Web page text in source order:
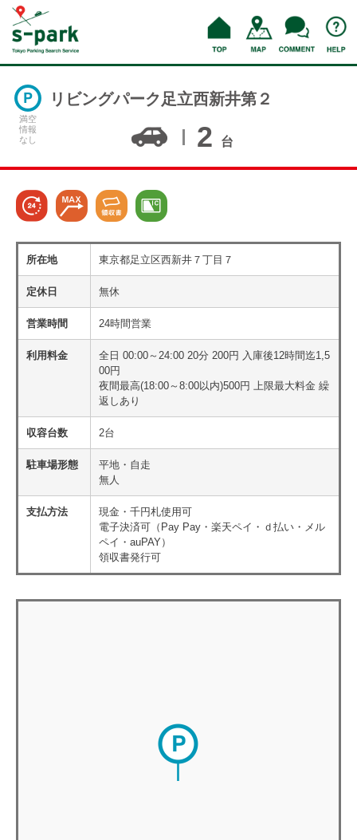
満空
情報
なし
リビングパーク足立西新井第２
2 台
所在地 東京都足立区西新井７丁目７
定休日 無休
営業時間 24時間営業
利用料金
全日 00:00～24:00 20分 200円 入庫後12時間迄1,5
00円
夜間最高(18:00～8:00以内)500円 上限最大料金 繰
返しあり
収容台数 2台
駐車場形態
平地・自走
無人
支払方法
現金・千円札使用可
電子決済可（Pay Pay・楽天ペイ・ｄ払い・メル
ペイ・auPAY）
領収書発行可